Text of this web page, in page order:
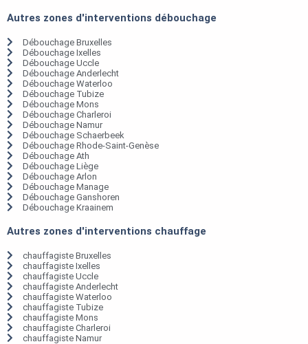
Autres zones d'interventions débouchage
Débouchage Bruxelles
Débouchage Ixelles
Débouchage Uccle
Débouchage Anderlecht
Débouchage Waterloo
Débouchage Tubize
Débouchage Mons
Débouchage Charleroi
Débouchage Namur
Débouchage Schaerbeek
Débouchage Rhode-Saint-Genèse
Débouchage Ath
Débouchage Liège
Débouchage Arlon
Débouchage Manage
Débouchage Ganshoren
Débouchage Kraainem
Autres zones d'interventions chauffage
chauffagiste Bruxelles
chauffagiste Ixelles
chauffagiste Uccle
chauffagiste Anderlecht
chauffagiste Waterloo
chauffagiste Tubize
chauffagiste Mons
chauffagiste Charleroi
chauffagiste Namur